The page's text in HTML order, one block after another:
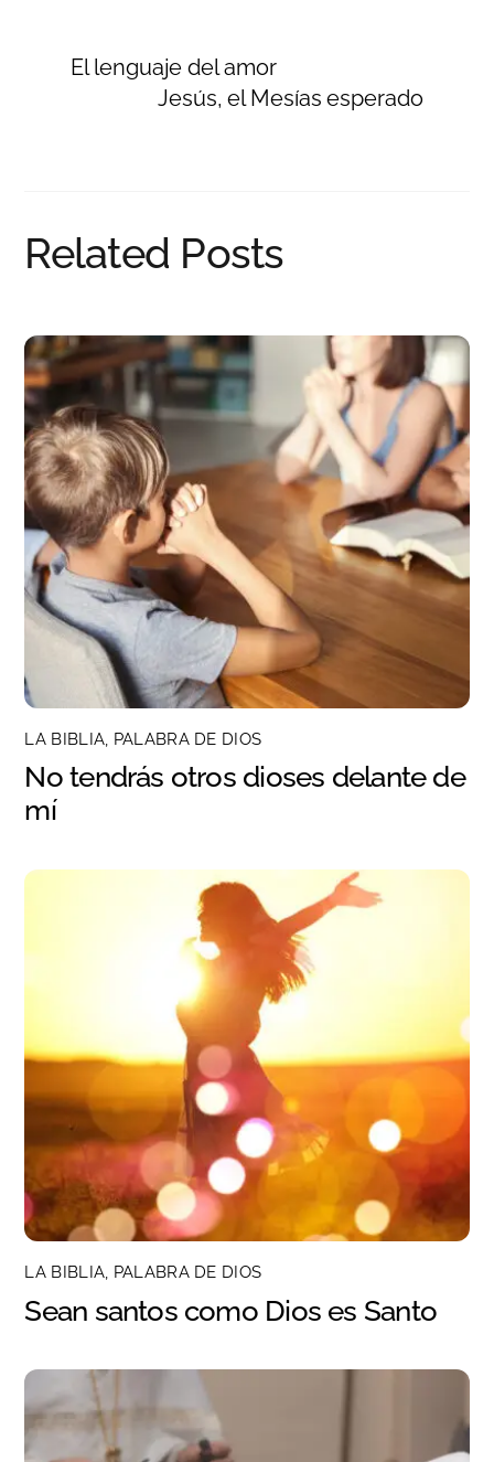
El lenguaje del amor
Jesús, el Mesías esperado
Related Posts
LA BIBLIA, PALABRA DE DIOS
No tendrás otros dioses delante de
mí
LA BIBLIA, PALABRA DE DIOS
Sean santos como Dios es Santo